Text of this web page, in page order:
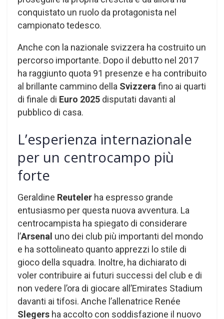
conquistato un ruolo da protagonista nel
campionato tedesco.
Anche con la nazionale svizzera ha costruito un
percorso importante. Dopo il debutto nel 2017
ha raggiunto quota 91 presenze e ha contribuito
al brillante cammino della Svizzera fino ai quarti
di finale di Euro 2025 disputati davanti al
pubblico di casa.
L’esperienza internazionale
per un centrocampo più
forte
Geraldine Reuteler ha espresso grande
entusiasmo per questa nuova avventura. La
centrocampista ha spiegato di considerare
l’Arsenal uno dei club più importanti del mondo
e ha sottolineato quanto apprezzi lo stile di
gioco della squadra. Inoltre, ha dichiarato di
voler contribuire ai futuri successi del club e di
non vedere l’ora di giocare all’Emirates Stadium
davanti ai tifosi. Anche l’allenatrice Renée
Slegers ha accolto con soddisfazione il nuovo